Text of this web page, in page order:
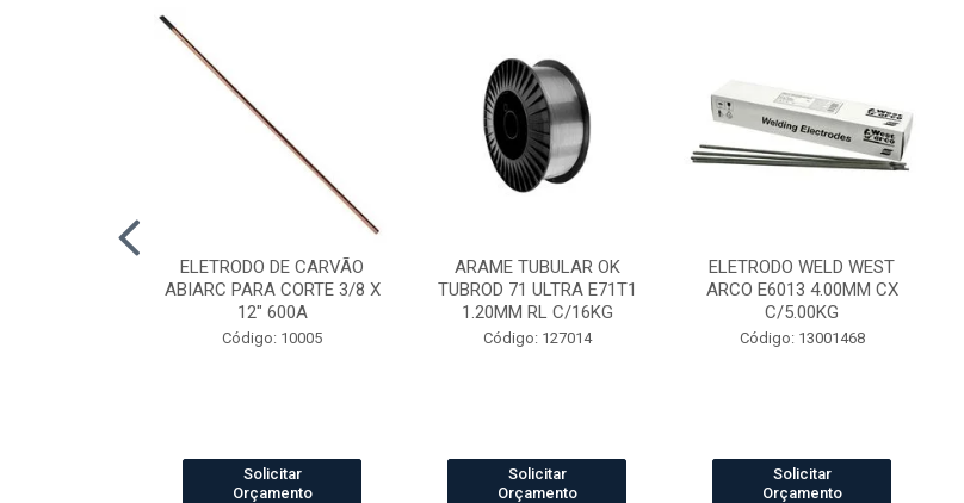
ELETRODO DE CARVÃO
ABIARC PARA CORTE 3/8 X
12" 600A
Código: 10005
Solicitar
Orçamento
ARAME TUBULAR OK
TUBROD 71 ULTRA E71T1
1.20MM RL C/16KG
Código: 127014
Solicitar
Orçamento
ELETRODO WELD WEST
ARCO E6013 4.00MM CX
C/5.00KG
Código: 13001468
Solicitar
Orçamento